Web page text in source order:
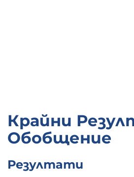
Крайни
Обобщение
Резултати